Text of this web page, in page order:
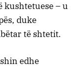
kushtetuese – u
duke
të shtetit.
edhe